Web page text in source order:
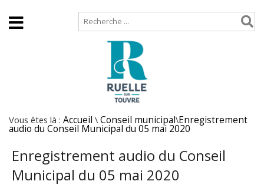
Vous êtes là : Accueil \ Conseil municipal\Enregistrement
audio du Conseil Municipal du 05 mai 2020
Enregistrement audio du Conseil
Municipal du 05 mai 2020